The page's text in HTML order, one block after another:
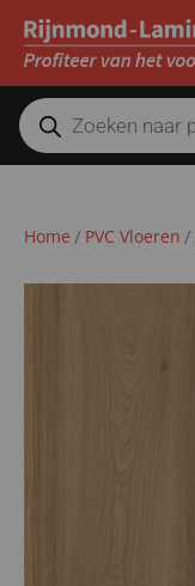
Home / PVC Vloeren /